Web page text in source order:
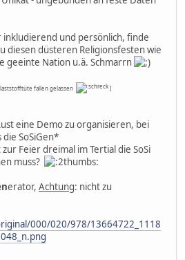
inkludierend und persönlich, finde
diesen düsteren Religionsfesten wie
geeinte Nation u.ä. Schmarrn
fallen gelassen ]
eine Demo zu organisieren, bei
SoSiGen*
Feier dreimal im Tertial die SoSi
muss?
erator, Achtung: nicht zu
000/020/978/13664722_1118